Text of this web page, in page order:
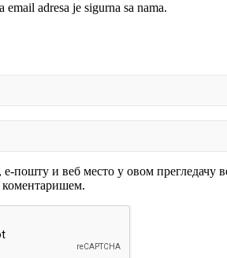
email adresa je sigurna sa nama.
е-пошту и веб место у овом прегледачу
коментаришем.